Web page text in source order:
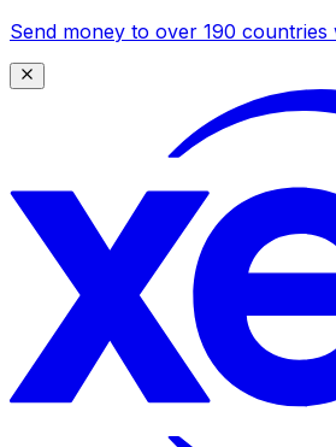
Send money to over 190 countries